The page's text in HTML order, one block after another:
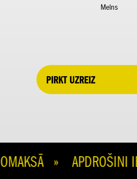
Melns
PIRKT UZREIZ
» APDROŠINI